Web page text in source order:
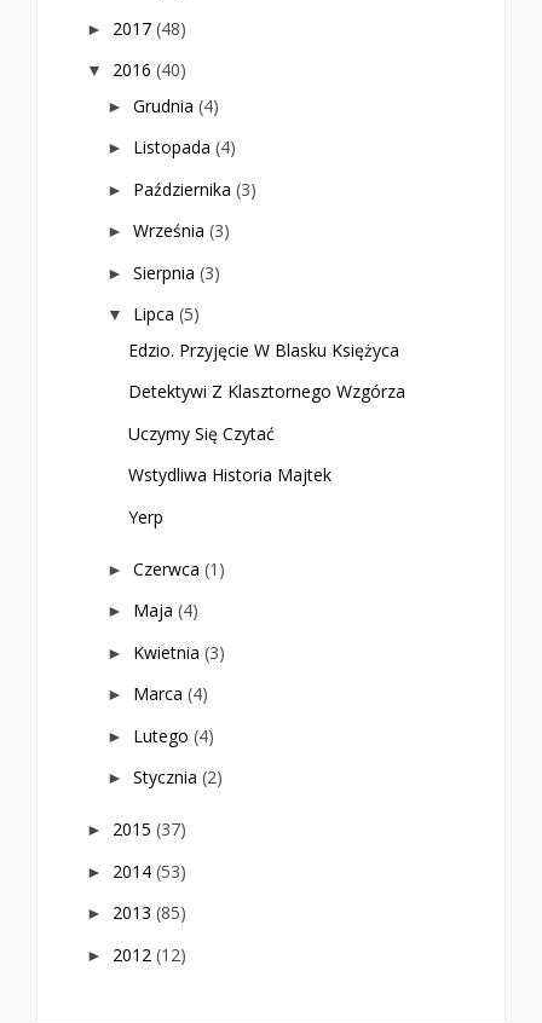
► 2017 (48)
▼ 2016 (40)
► Grudnia (4)
► Listopada (4)
► Października (3)
► Września (3)
► Sierpnia (3)
▼ Lipca (5)
Edzio. Przyjęcie W Blasku Księżyca
Detektywi Z Klasztornego Wzgórza
Uczymy Się Czytać
Wstydliwa Historia Majtek
Yerp
► Czerwca (1)
► Maja (4)
► Kwietnia (3)
► Marca (4)
► Lutego (4)
► Stycznia (2)
► 2015 (37)
► 2014 (53)
► 2013 (85)
► 2012 (12)